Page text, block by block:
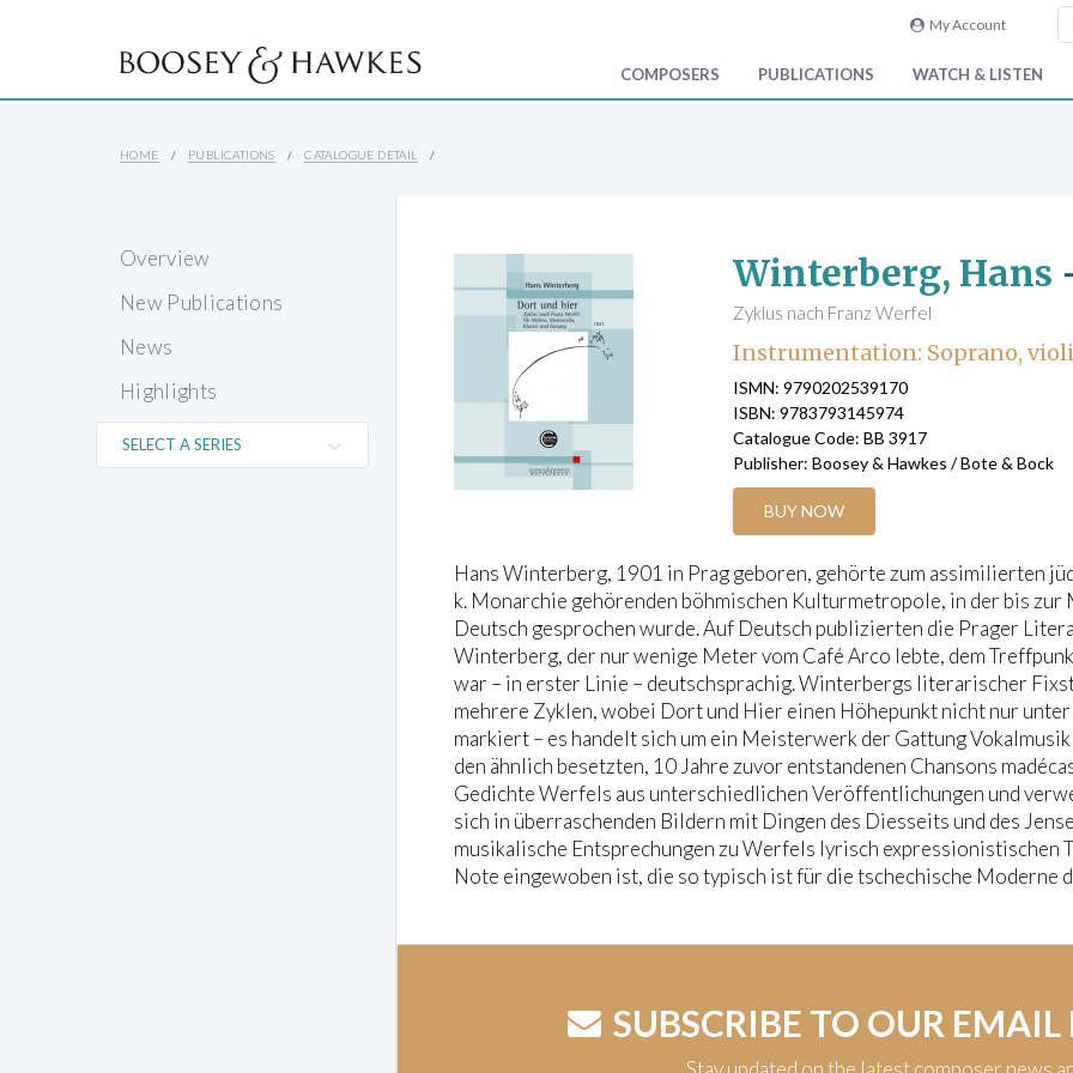
My Account
COMPOSERS PUBLICATIONS WATCH & LISTEN
HOME PUBLICATIONS CATALOGUE DETAIL
Overview
New Publications
News
Highlights
Winterberg, Hans
Zyklus nach Franz Werfel
Instrumentation: Soprano,
ISMN: 9790202539170
ISBN: 9783793145974
Catalogue Code: BB 3917
Publisher: Boosey & Hawkes / Bote & Bock
BUY NOW
Hans Winterberg, 1901 in Prag geboren, gehörte zum assimilierten
k. Monarchie gehörenden böhmischen Kulturmetropole, in der bis
Deutsch gesprochen wurde. Auf Deutsch publizierten die Prager
Winterberg, der nur wenige Meter vom Café Arco lebte, dem
war – in erster Linie – deutschsprachig. Winterbergs literarischer
mehrere Zyklen, wobei Dort und Hier einen Höhepunkt nicht nur
markiert – es handelt sich um ein Meisterwerk der Gattung
den ähnlich besetzten, 10 Jahre zuvor entstandenen Chansons
Gedichte Werfels aus unterschiedlichen Veröffentlichungen und
sich in überraschenden Bildern mit Dingen des Diesseits und des
musikalische Entsprechungen zu Werfels lyrisch expressionistischen
Note eingewoben ist, die so typisch ist für die tschechische Moderne
SUBSCRIBE TO OUR EMAIL